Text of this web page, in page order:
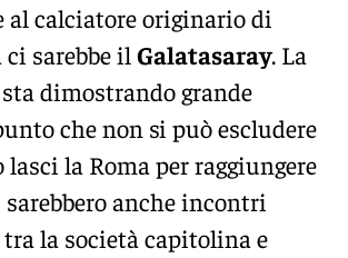
al calciatore originario di
ci sarebbe il Galatasaray. La
dimostrando grande
che non si può escludere
lasci la Roma per raggiungere
anche incontri
la società capitolina e